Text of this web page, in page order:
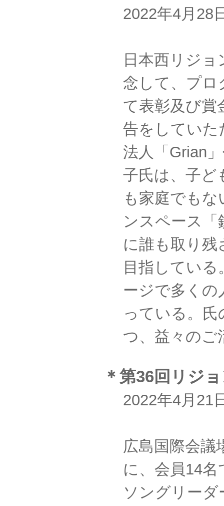
2022年4月
日本西リジ
念して、プロ
て表彰及び賞
告をしていた
法人「Grian
子氏は、子ど
も家庭でも
ンスペース
に誰も取り
目指してい
ージで多くの
っている。
つ、益々のご
＊第36回リジ
2022年4月
広島国際会議
に、会員14
ソングリー